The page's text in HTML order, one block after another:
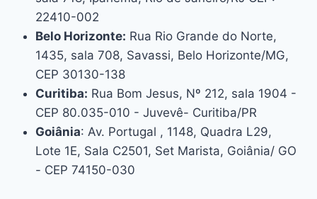
22410-002
Belo Horizonte: Rua Rio Grande do Norte,
1435, sala 708, Savassi, Belo Horizonte/MG,
CEP 30130-138
Curitiba: Rua Bom Jesus, Nº 212, sala 1904 -
CEP 80.035-010 - Juvevê- Curitiba/PR
Goiânia: Av. Portugal , 1148, Quadra L29,
Lote 1E, Sala C2501, Set Marista, Goiânia/ GO
- CEP 74150-030